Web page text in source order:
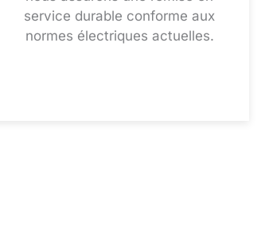
service durable conforme aux
normes électriques actuelles.